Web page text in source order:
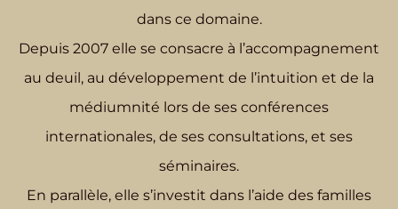
dans ce domaine.
Depuis 2007 elle se consacre à l’accompagnement
au deuil, au développement de l’intuition et de la
médiumnité lors de ses conférences
internationales, de ses consultations, et ses
séminaires.
En parallèle, elle s’investit dans l’aide des familles